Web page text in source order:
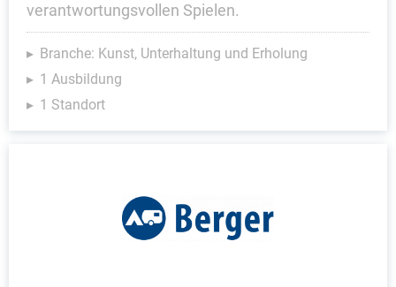
verantwortungsvollen Spielen.
Branche: Kunst, Unterhaltung und Erholung
1 Ausbildung
1 Standort